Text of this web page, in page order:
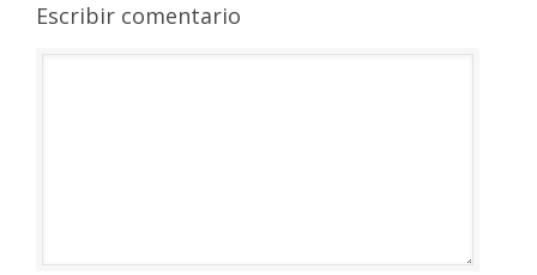
Escribir comentario